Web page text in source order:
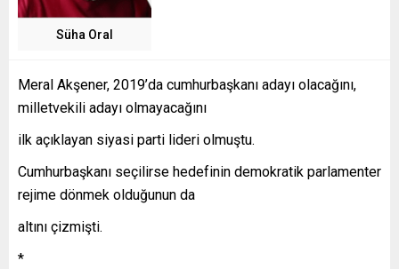
Süha Oral
Meral Akşener, 2019’da cumhurbaşkanı adayı olacağını,
milletvekili adayı olmayacağını
ilk açıklayan siyasi parti lideri olmuştu.
Cumhurbaşkanı seçilirse hedefinin demokratik parlamenter
rejime dönmek olduğunun da
altını çizmişti.
*